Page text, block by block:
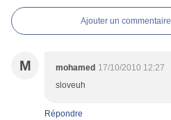
Ajouter un commentaire
M mohamed 17/10/2010 12:27
sloveuh
Répondre